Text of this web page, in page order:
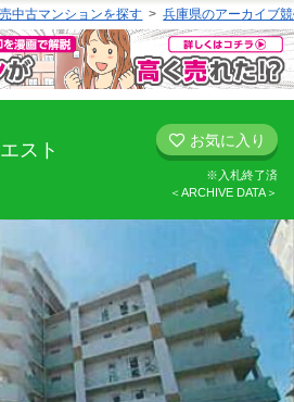
、奈良、和歌山、金沢、能代、高知
中古マンションを探す 兵庫県のアーカイブ
スト
お気に入り
※入札終了済
＜ARCHIVE DATA＞